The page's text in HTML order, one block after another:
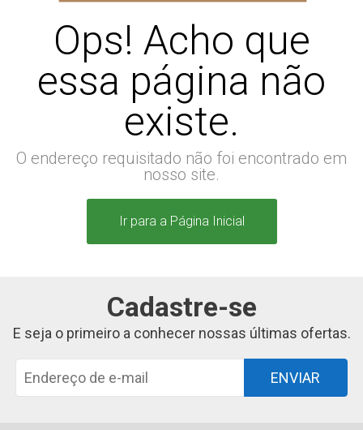
Ops! Acho que
essa página não
existe.
O endereço requisitado não foi encontrado em
nosso site.
Ir para a Página Inicial
Cadastre-se
E seja o primeiro a conhecer nossas últimas ofertas.
ENVIAR